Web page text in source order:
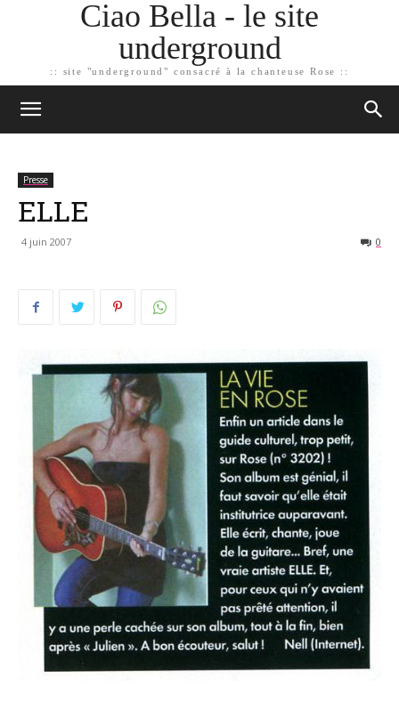
Ciao Bella - le site
underground
:: site "underground" consacré à la chanteuse Rose ::
Presse
ELLE
4 juin 2007 0